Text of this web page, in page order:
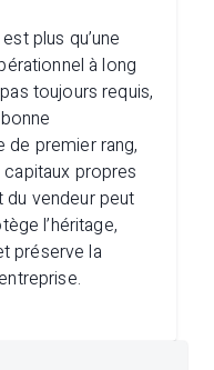
plus qu’une
à long
toujours requis,
premier rang,
propres
vendeur peut
l’héritage,
préserve la